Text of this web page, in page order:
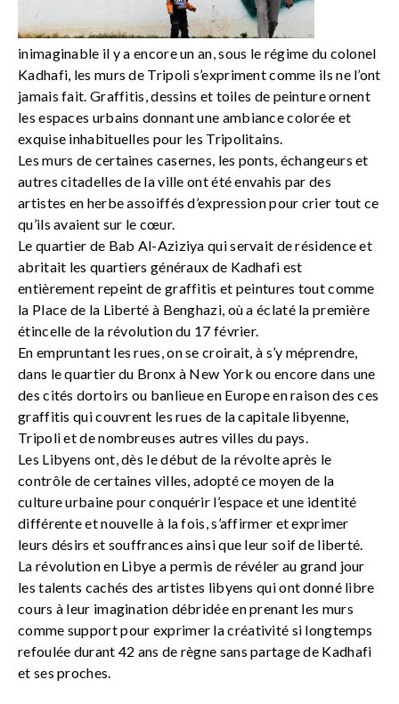
inimaginable il y a encore un an, sous le régime du colonel
Kadhafi, les murs de Tripoli s’expriment comme ils ne l’ont
jamais fait. Graffitis, dessins et toiles de peinture ornent
les espaces urbains donnant une ambiance colorée et
exquise inhabituelles pour les Tripolitains.
Les murs de certaines casernes, les ponts, échangeurs et
autres citadelles de la ville ont été envahis par des
artistes en herbe assoiffés d’expression pour crier tout ce
qu’ils avaient sur le cœur.
Le quartier de Bab Al-Aziziya qui servait de résidence et
abritait les quartiers généraux de Kadhafi est
entièrement repeint de graffitis et peintures tout comme
la Place de la Liberté à Benghazi, où a éclaté la première
étincelle de la révolution du 17 février.
En empruntant les rues, on se croirait, à s’y méprendre,
dans le quartier du Bronx à New York ou encore dans une
des cités dortoirs ou banlieue en Europe en raison des ces
graffitis qui couvrent les rues de la capitale libyenne,
Tripoli et de nombreuses autres villes du pays.
Les Libyens ont, dès le début de la révolte après le
contrôle de certaines villes, adopté ce moyen de la
culture urbaine pour conquérir l’espace et une identité
différente et nouvelle à la fois, s’affirmer et exprimer
leurs désirs et souffrances ainsi que leur soif de liberté.
La révolution en Libye a permis de révéler au grand jour
les talents cachés des artistes libyens qui ont donné libre
cours à leur imagination débridée en prenant les murs
comme support pour exprimer la créativité si longtemps
refoulée durant 42 ans de règne sans partage de Kadhafi
et ses proches.